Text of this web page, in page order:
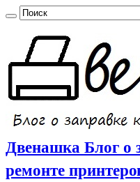
Двенашка Блог о
ремонте